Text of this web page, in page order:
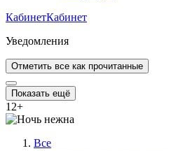
КабинетКабинет
Уведомления
Отметить все как прочитанные
Показать ещё
12+
Все